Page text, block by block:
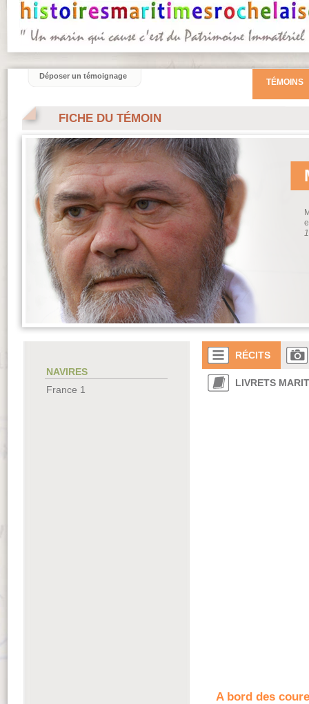
FICHE DU TÉMOIN
1
NAVIRES
France 1
RÉCITS
LIVRETS
A bord des
TÉMOINS
Déposer un témoignage